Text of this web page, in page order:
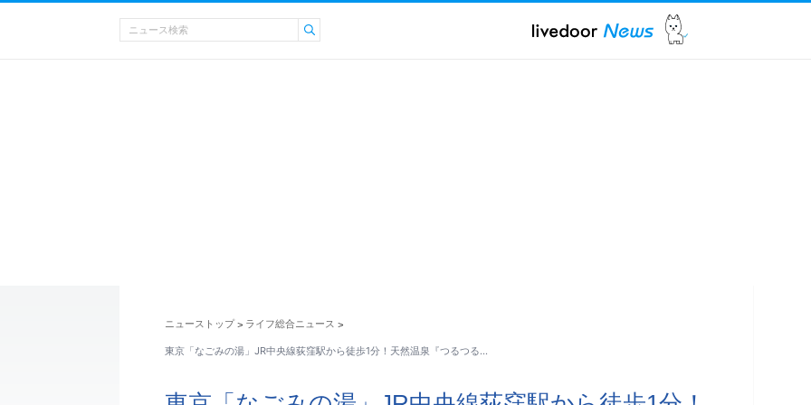
ニューストップ > ライフ総合ニュース >
東京「なごみの湯」JR中央線荻窪駅から徒歩1分！天然温泉『つるつる…